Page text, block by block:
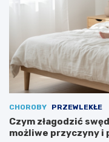
CHOROBY PRZEWLEKŁE
Czym złagodzić
możliwe przyczyny i